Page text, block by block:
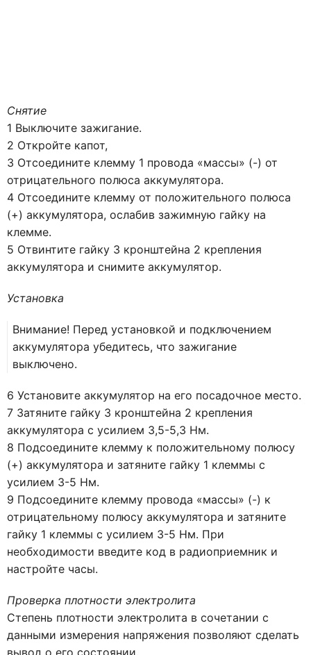
Снятие
1 Выключите зажигание.
2 Откройте капот,
3 Отсоедините клемму 1 провода «массы» (-) от
отрицательного полюса аккумулятора.
4 Отсоедините клемму от положительного полюса
(+) аккумулятора, ослабив зажимную гайку на
клемме.
5 Отвинтите гайку 3 кронштейна 2 крепления
аккумулятора и снимите аккумулятор.
Установка
Внимание! Перед установкой и подключением
аккумулятора убедитесь, что зажигание
выключено.
6 Установите аккумулятор на его посадочное место.
7 Затяните гайку 3 кронштейна 2 крепления
аккумулятора с усилием 3,5-5,3 Нм.
8 Подсоедините клемму к положительному полюсу
(+) аккумулятора и затяните гайку 1 клеммы с
усилием 3-5 Нм.
9 Подсоедините клемму провода «массы» (-) к
отрицательному полюсу аккумулятора и затяните
гайку 1 клеммы с усилием 3-5 Нм. При
необходимости введите код в радиоприемник и
настройте часы.
Проверка плотности электролита
Степень плотности электролита в сочетании с
данными измерения напряжения позволяют сделать
вывод о его состоянии.